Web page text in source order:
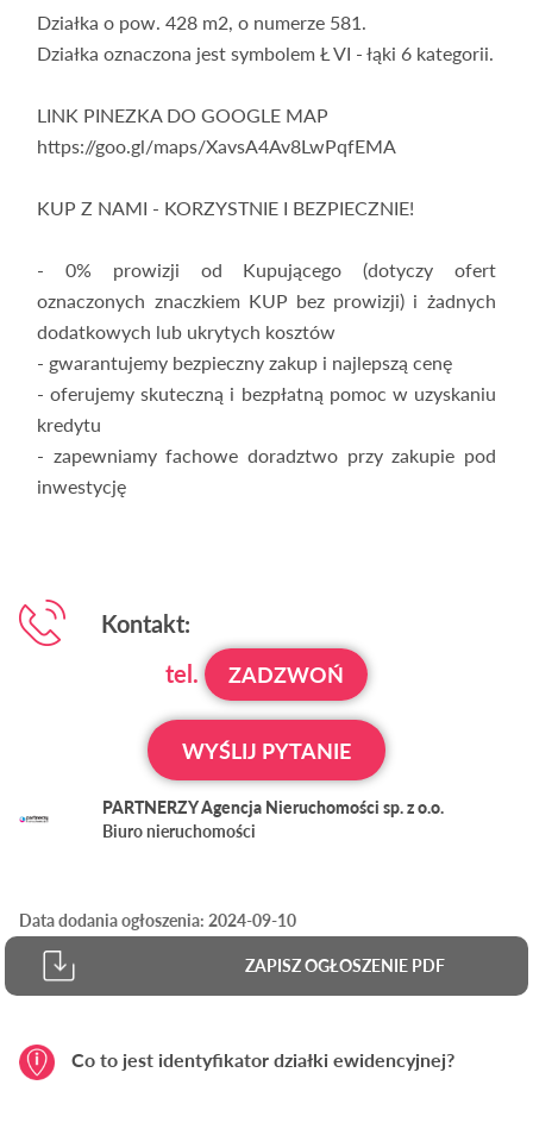
Co to jest identyfikator działki ewidencyjnej?
Działka o pow. 428 m2, o numerze 581.
Działka oznaczona jest symbolem Ł VI - łąki 6 kategorii.
LINK PINEZKA DO GOOGLE MAP
https://goo.gl/maps/XavsA4Av8LwPqfEMA
KUP Z NAMI - KORZYSTNIE I BEZPIECZNIE!
- 0% prowizji od Kupującego (dotyczy ofert
oznaczonych znaczkiem KUP bez prowizji) i żadnych
dodatkowych lub ukrytych kosztów
- gwarantujemy bezpieczny zakup i najlepszą cenę
- oferujemy skuteczną i bezpłatną pomoc w uzyskaniu
kredytu
- zapewniamy fachowe doradztwo przy zakupie pod
inwestycję
Kontakt:
tel.
ZADZWOŃ
WYŚLIJ PYTANIE
PARTNERZY Agencja Nieruchomości sp. z o.o.
Biuro nieruchomości
Data dodania ogłoszenia: 2024-09-10
ZAPISZ OGŁOSZENIE PDF